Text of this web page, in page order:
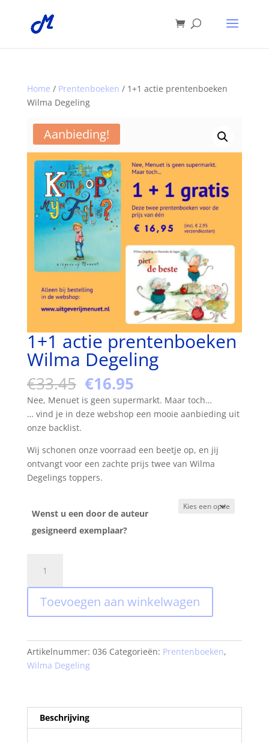
Home / Prentenboeken / 1+1 actie prentenboeken
Wilma Degeling
Aanbieding!
1+1 actie prentenboeken
Wilma Degeling
€33.45 Oorspronkelijke
prijs
was:
€33.45.
€16.95Huidige
prijs
is:
€16.95.
Nee, Menuet is geen supermarkt. Maar toch…
… vind je in deze webshop een mooie aanbieding uit
onze backlist.
Wij schonen onze voorraad een beetje op, en jij
ontvangt voor een zachte prijs twee van Wilma
Degelings toppers.
Wenst u een door de auteur
gesigneerd exemplaar?
actie
prentenboeken
Wilma
Degeling
Toevoegen aan winkelwagen
Artikelnummer: 036 Categorieën: Prentenboeken,
Wilma Degeling
Beschrijving